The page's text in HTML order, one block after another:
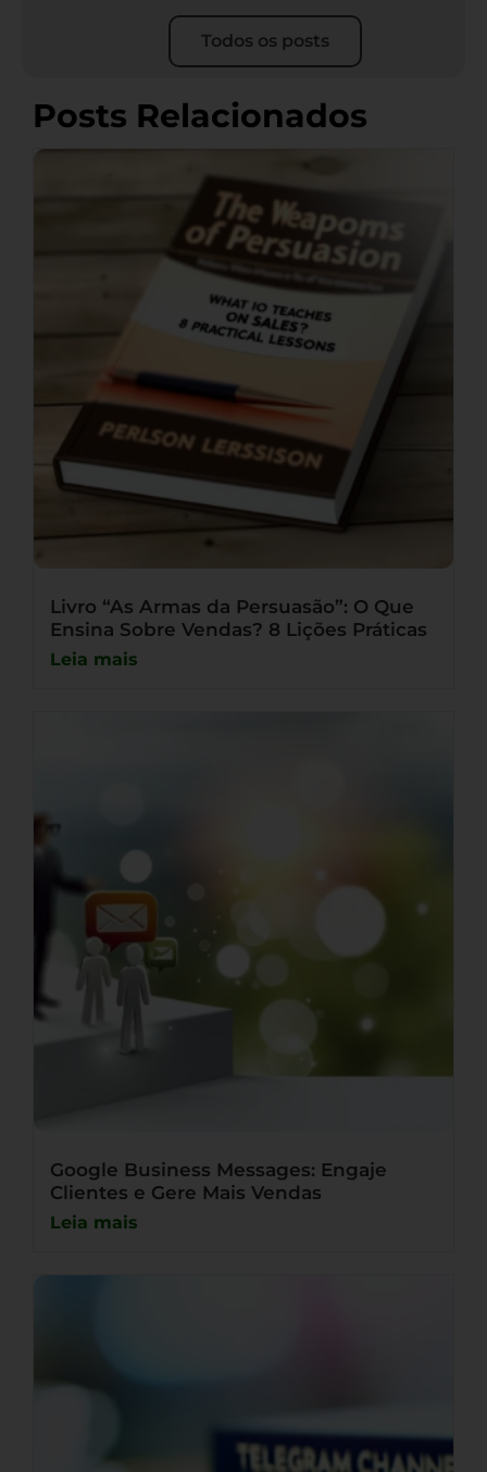
Todos os posts
Posts Relacionados
Livro “As Armas da Persuasão”: O Que
Ensina Sobre Vendas? 8 Lições Práticas
Leia mais
Google Business Messages: Engaje
Clientes e Gere Mais Vendas
Leia mais